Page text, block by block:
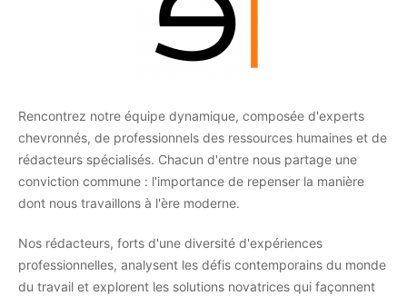
Rencontrez notre équipe dynamique, composée d'experts
chevronnés, de professionnels des ressources humaines et de
rédacteurs spécialisés. Chacun d'entre nous partage une
conviction commune : l'importance de repenser la manière
dont nous travaillons à l'ère moderne.
Nos rédacteurs, forts d'une diversité d'expériences
professionnelles, analysent les défis contemporains du monde
du travail et explorent les solutions novatrices qui façonnent